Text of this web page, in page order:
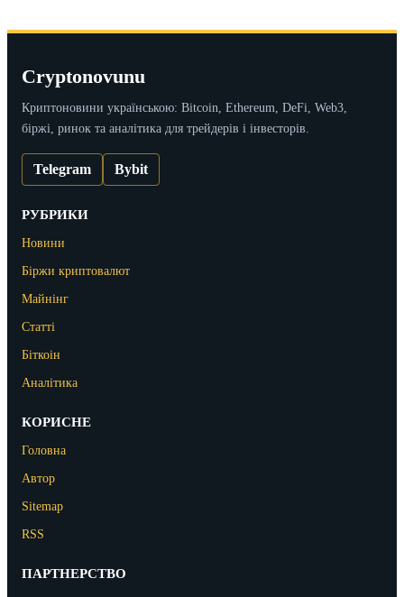
Cryptonovunu
Криптоновини українською: Bitcoin, Ethereum, DeFi, Web3,
біржі, ринок та аналітика для трейдерів і інвесторів.
Telegram Bybit
РУБРИКИ
Новини
Біржи криптовалют
Майнінг
Статті
Біткоін
Аналітика
КОРИСНЕ
Головна
Автор
Sitemap
RSS
ПАРТНЕРСТВО